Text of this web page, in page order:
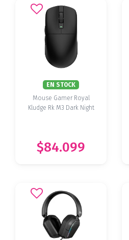
EN STOCK
Mouse Gamer Royal
Kludge Rk M3 Dark Night
$84.099